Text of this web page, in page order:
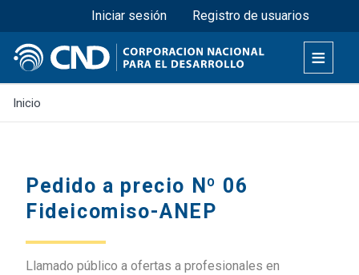
Pasar
al
contenido
principal
Menú superior
Iniciar sesión Registro de usuarios
Inicio
Pedido a precio Nº 06
Fideicomiso-ANEP
Llamado público a ofertas a profesionales en